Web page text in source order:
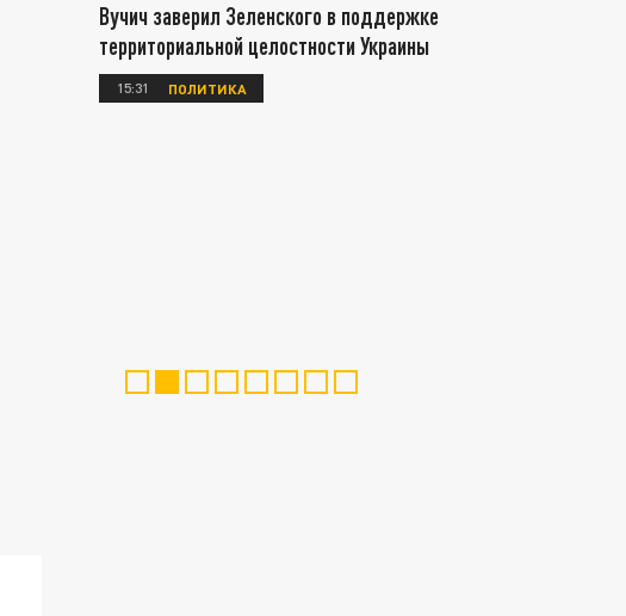
Вучич заверил Зеленского в поддержке
территориальной целостности Украины
15:31 ПОЛИТИКА